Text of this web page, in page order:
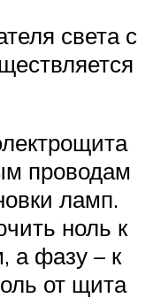
света с
проводам
ламп.
ноль к
а фазу – к
от щита